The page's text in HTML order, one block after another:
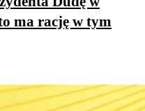
ma rację w tym